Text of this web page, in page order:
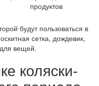
продуктов
будут пользоваться в
сетка, дождевик,
вещей.
коляски-